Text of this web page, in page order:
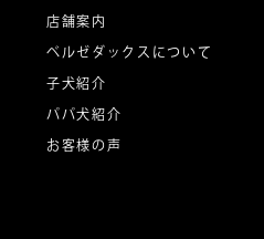
店舗案内
ベルゼダックスについて
子犬紹介
パパ犬紹介
お客様の声